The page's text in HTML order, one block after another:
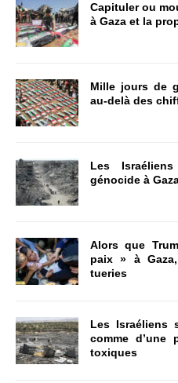
Capituler ou
à Gaza et la
Mille jours de
au-delà des
Les
génocide à
Alors que
paix » à
tueries
Les Israéliens
comme d’une
toxiques